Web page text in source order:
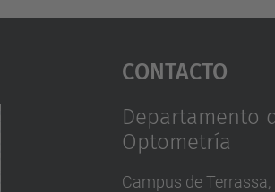
Contacto
Departamento
Optometría
Campus de Terrassa,